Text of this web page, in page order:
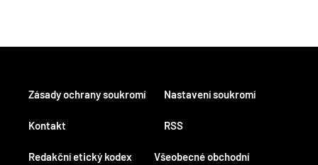
Kontakt
Redakční etický kodex
RSS
Všeobecné obchodní
Zásady ochrany soukromí Nastavení soukromí